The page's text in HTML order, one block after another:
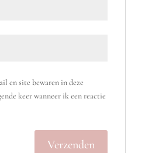
en site bewaren in deze
keer wanneer ik een reactie